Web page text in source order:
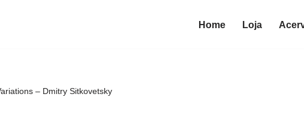
Home Loja
– Dmitry Sitkovetsky